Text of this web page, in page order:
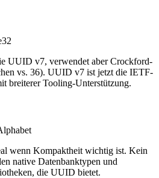
UUID v7, verwendet aber Crockford-
vs. 36). UUID v7 ist jetzt die IETF-
breiterer Tooling-Unterstützung.
wenn Kompaktheit wichtig ist. Kein
native Datenbanktypen und
die UUID bietet.